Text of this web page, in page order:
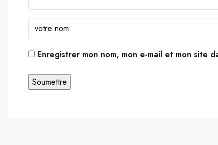
Enregistrer mon nom, mon e-mail et mon site